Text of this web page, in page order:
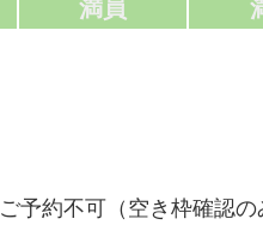
ご予約不可（空き枠確認の